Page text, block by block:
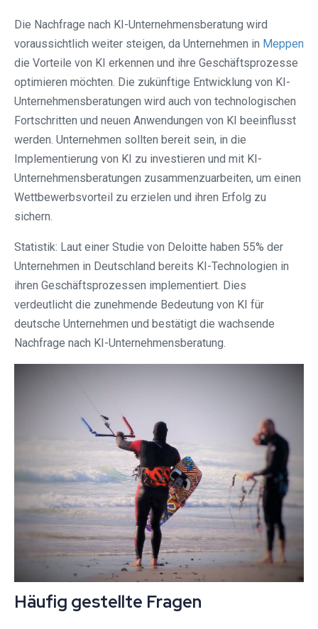
Die Nachfrage nach KI-Unternehmensberatung wird
voraussichtlich weiter steigen, da Unternehmen in Meppen
die Vorteile von KI erkennen und ihre Geschäftsprozesse
optimieren möchten. Die zukünftige Entwicklung von KI-
Unternehmensberatungen wird auch von technologischen
Fortschritten und neuen Anwendungen von KI beeinflusst
werden. Unternehmen sollten bereit sein, in die
Implementierung von KI zu investieren und mit KI-
Unternehmensberatungen zusammenzuarbeiten, um einen
Wettbewerbsvorteil zu erzielen und ihren Erfolg zu
sichern.
Statistik: Laut einer Studie von Deloitte haben 55% der
Unternehmen in Deutschland bereits KI-Technologien in
ihren Geschäftsprozessen implementiert. Dies
verdeutlicht die zunehmende Bedeutung von KI für
deutsche Unternehmen und bestätigt die wachsende
Nachfrage nach KI-Unternehmensberatung.
Häufig gestellte Fragen